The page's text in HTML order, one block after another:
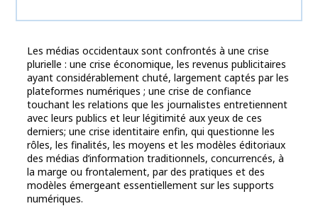
Les médias occidentaux sont confrontés à une crise
plurielle : une crise économique, les revenus publicitaires
ayant considérablement chuté, largement captés par les
plateformes numériques ; une crise de confiance
touchant les relations que les journalistes entretiennent
avec leurs publics et leur légitimité aux yeux de ces
derniers; une crise identitaire enfin, qui questionne les
rôles, les finalités, les moyens et les modèles éditoriaux
des médias d’information traditionnels, concurrencés, à
la marge ou frontalement, par des pratiques et des
modèles émergeant essentiellement sur les supports
numériques.